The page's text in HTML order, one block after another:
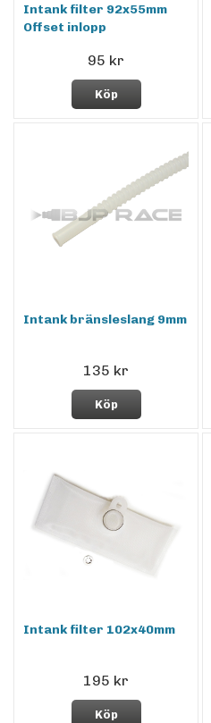
Intank filter 92x55mm
Offset inlopp
95 kr
Köp
Intank bränsleslang 9mm
135 kr
Köp
Intank filter 102x40mm
195 kr
Köp